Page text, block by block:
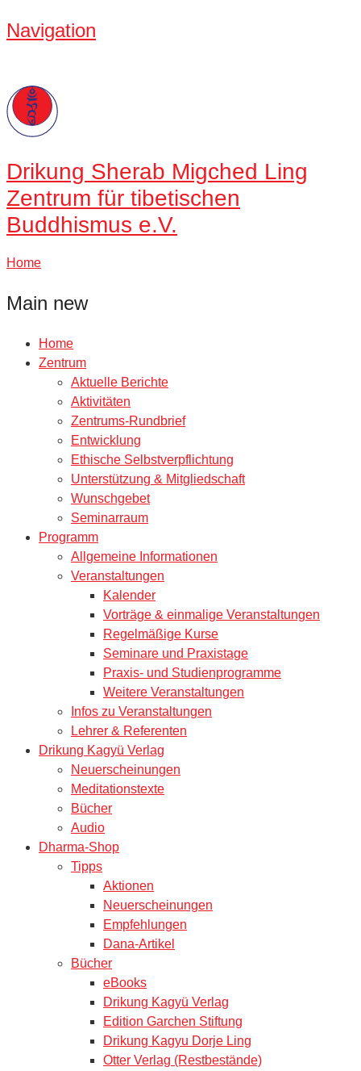
Navigation
Drikung Sherab Migched Ling
Zentrum für tibetischen
Buddhismus e.V.
Home
Main new
Home
Zentrum
Aktuelle Berichte
Aktivitäten
Zentrums-Rundbrief
Entwicklung
Ethische Selbstverpflichtung
Unterstützung & Mitgliedschaft
Wunschgebet
Seminarraum
Programm
Allgemeine Informationen
Veranstaltungen
Kalender
Vorträge & einmalige Veranstaltungen
Regelmäßige Kurse
Seminare und Praxistage
Praxis- und Studienprogramme
Weitere Veranstaltungen
Infos zu Veranstaltungen
Lehrer & Referenten
Drikung Kagyü Verlag
Neuerscheinungen
Meditationstexte
Bücher
Audio
Dharma-Shop
Tipps
Aktionen
Neuerscheinungen
Empfehlungen
Dana-Artikel
Bücher
eBooks
Drikung Kagyü Verlag
Edition Garchen Stiftung
Drikung Kagyu Dorje Ling
Otter Verlag (Restbestände)